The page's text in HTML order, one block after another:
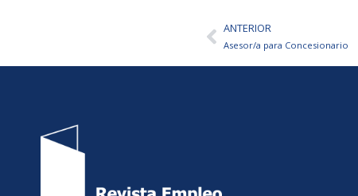
AntANTERIOR
Asesor/a para Concesionario